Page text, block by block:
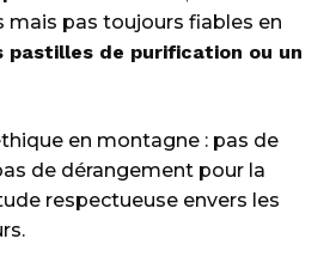
mais pas toujours fiables en
pastilles de purification ou un
en montagne : pas de
de dérangement pour la
respectueuse envers les